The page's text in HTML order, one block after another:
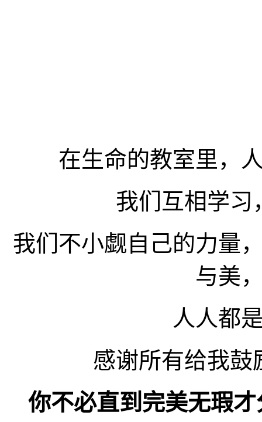
在生命的教室里，
我们互相学习
我们不小觑自己的力量
与美
人人都
感谢所有给我鼓
你不必直到完美无瑕